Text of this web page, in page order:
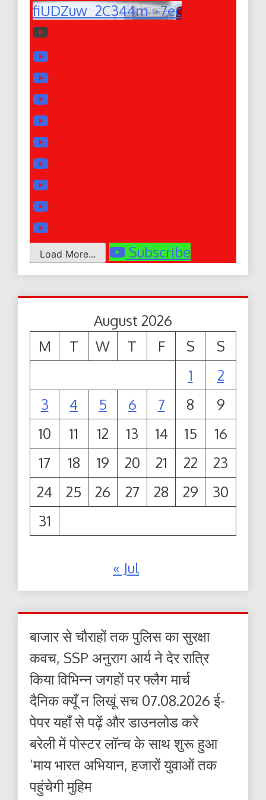
fiUDZuw_2C344m_-7ec
Load More... Subscribe
August 2026
M
T W T F S
S
1
2
3
4 5 6 7 8
9
10
11 12 13 14 15
16
17
18 19 20 21 22
23
24
25 26 27 28 29
30
31
« Jul
बाजार से चौराहों तक पुलिस का सुरक्षा
कवच, SSP अनुराग आर्य ने देर रात्रि
किया विभिन्न जगहों पर फ्लैग मार्च
दैनिक क्यूँ न लिखूं सच 07.08.2026 ई-
पेपर यहाँ से पढ़ें और डाउनलोड करे
बरेली में पोस्टर लॉन्च के साथ शुरू हुआ
‘माय भारत अभियान, हजारों युवाओं तक
पहुंचेगी मुहिम